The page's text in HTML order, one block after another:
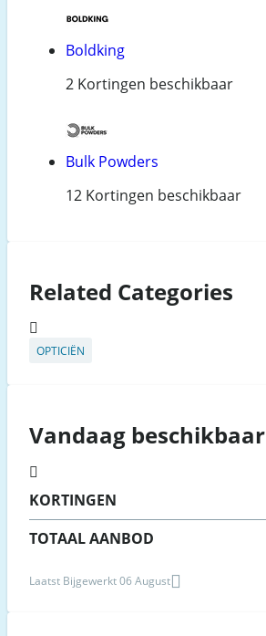
Boldking
2 Kortingen beschikbaar
Bulk Powders
12 Kortingen beschikbaar
Related Categories
OPTICIËN
Vandaag beschikbaar
KORTINGEN
TOTAAL AANBOD
Laatst Bijgewerkt 06 August